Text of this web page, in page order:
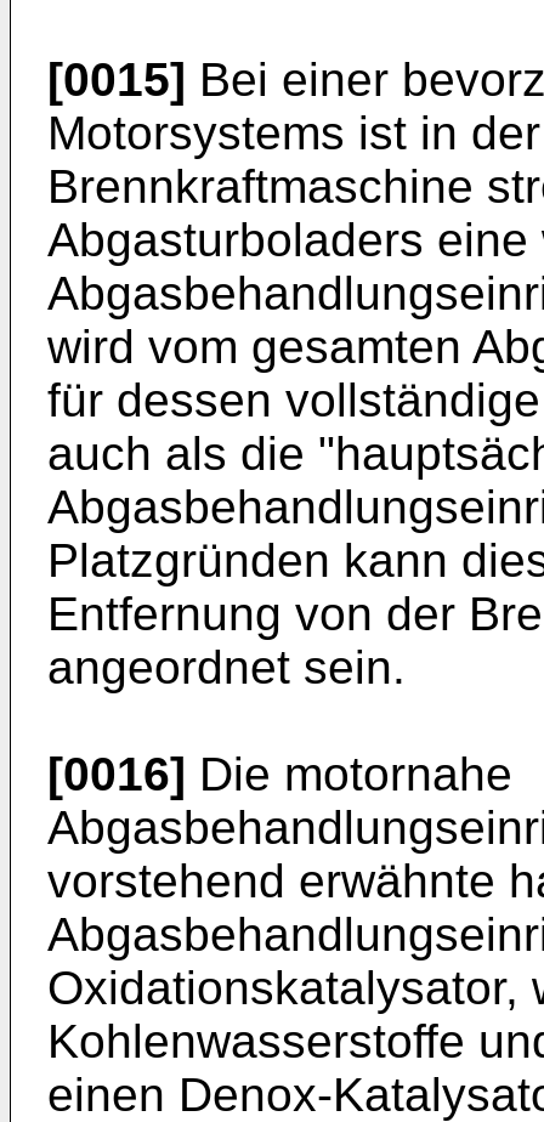
[0015] Bei einer
Motorsystems ist in
Brennkraftmaschine
Abgasturboladers eine
wird vom gesamten
für dessen
auch als die
Platzgründen kann
Entfernung von der
angeordnet sein.
[0016] Die motornahe
vorstehend erwähnte
Oxidationskatalysator,
Kohlenwasserstoffe
einen Denox-